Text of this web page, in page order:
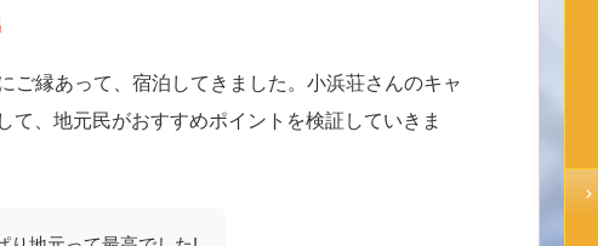
縁あって、宿泊してきました。小浜荘さんのキャ
、地元民がおすすめポイントを検証していきま